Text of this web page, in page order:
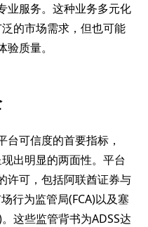
业服务。这种业务多元化
的市场需求，但也可能
质量。
台可信度的首要指标，
出明显的两面性。平台
许可，包括阿联酋证券与
行为监管局(FCA)以及塞
这些监管背书为ADSS达